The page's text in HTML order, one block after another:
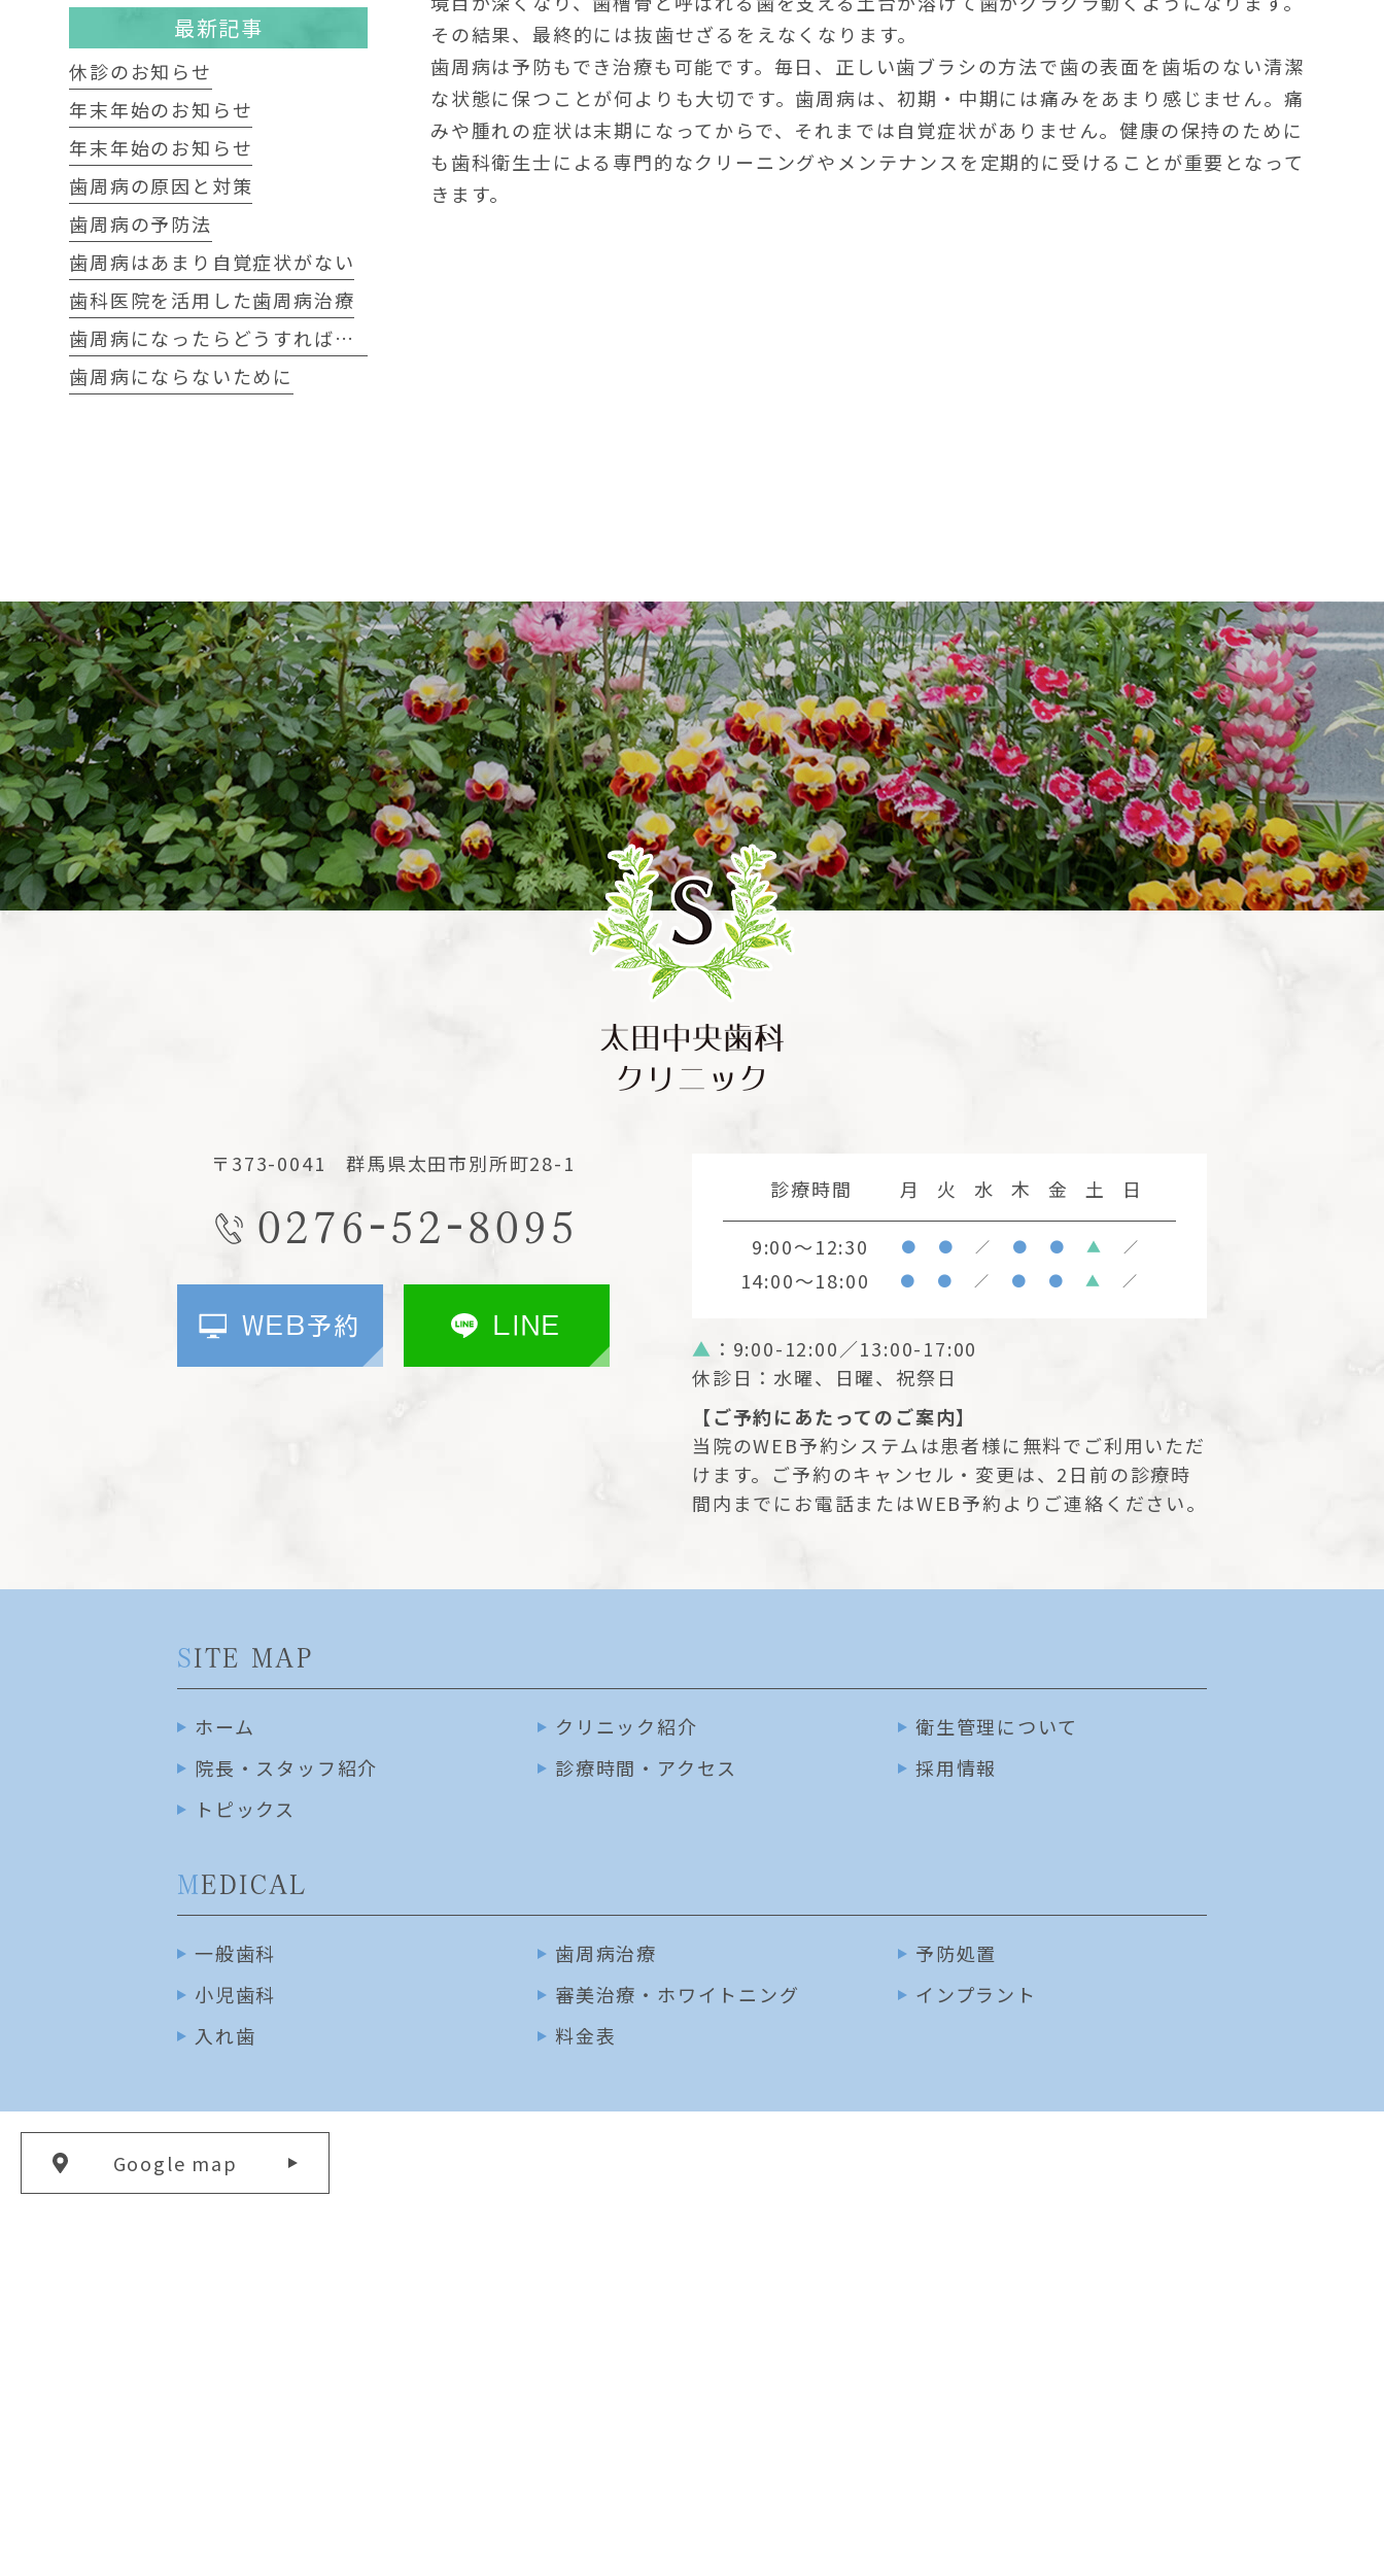
その結果、最終的には抜歯せざるをえなくなります。
歯周病は予防もでき治療も可能です。毎日、正しい歯ブラシの方法で歯の表面を歯垢のない清潔
な状態に保つことが何よりも大切です。歯周病は、初期・中期には痛みをあまり感じません。痛
みや腫れの症状は末期になってからで、それまでは自覚症状がありません。健康の保持のために
も歯科衛生士による専門的なクリーニングやメンテナンスを定期的に受けることが重要となって
きます。
最新記事
休診のお知らせ
年末年始のお知らせ
年末年始のお知らせ
歯周病の原因と対策
歯周病の予防法
歯周病はあまり自覚症状がない
歯科医院を活用した歯周病治療
歯周病になったらどうすればいいか
歯周病にならないために
〒373-0041 群馬県太田市別所町28-1
0276-52-8095
WEB予約 LINE
診療時間 月 火 水 木 金 土 日
9:00～12:30 ● ● ／ ● ● ▲ ／
14:00～18:00 ● ● ／ ● ● ▲ ／
▲ ：9:00-12:00／13:00-17:00
休診日：水曜、日曜、祝祭日
【ご予約にあたってのご案内】
当院のWEB予約システムは患者様に無料でご利用いただ
けます。ご予約のキャンセル・変更は、2日前の診療時
間内までにお電話またはWEB予約よりご連絡ください。
SITE MAP
ホーム クリニック紹介
衛生管理について
院長・スタッフ紹介
診療時間・アクセス
採用情報
トピックス
MEDICAL
一般歯科 歯周病治療
予防処置
小児歯科
審美治療・ホワイトニング
インプラント
入れ歯
料金表
Google map